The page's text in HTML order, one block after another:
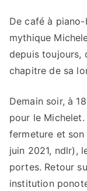
De café à
mythique
depuis toujours,
chapitre de sa
Demain soir, à
pour le
fermeture et
juin 2021, ndlr),
portes. Retour
institution